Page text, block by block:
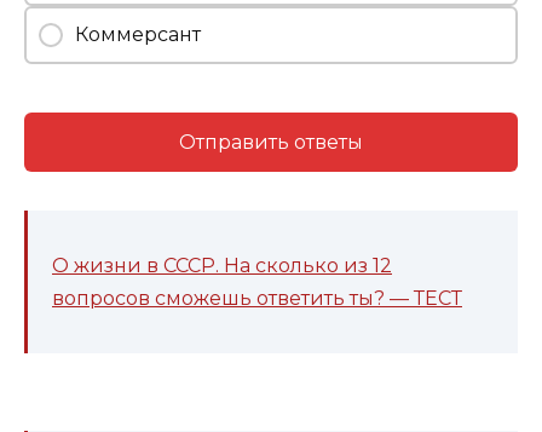
Коммерсант
Отправить ответы
О жизни в СССР. На сколько из 12
вопросов сможешь ответить ты? — ТЕСТ